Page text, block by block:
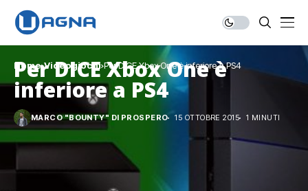
Home Videogiochi Per DICE Xbox One è inferiore a PS4
Per DICE Xbox One è
inferiore a PS4
MARCO "BOUNTY" DI PROSPERO 15 OTTOBRE 2015 1 MINUTI